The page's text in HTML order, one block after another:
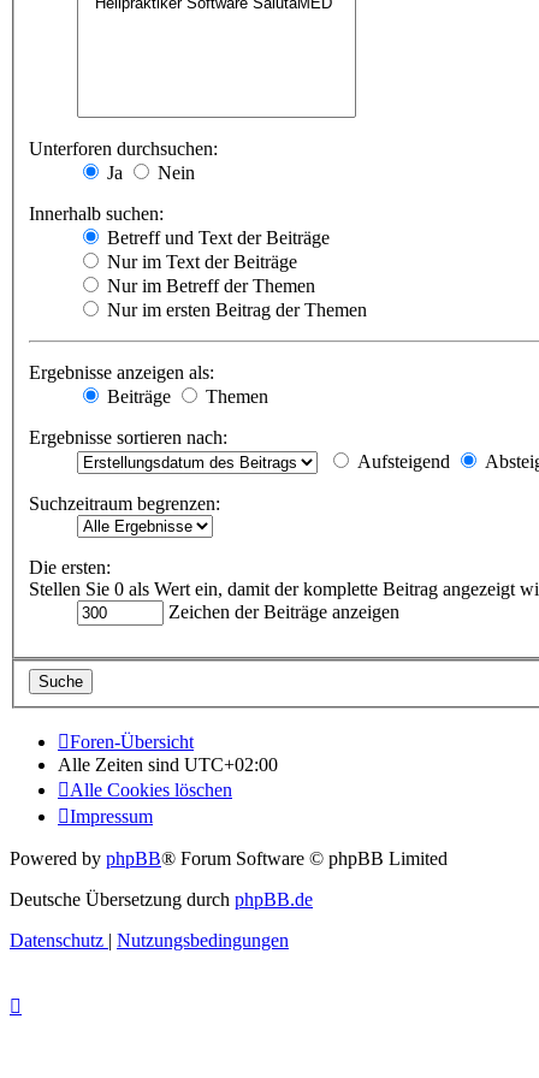
Unterforen durchsuchen:
Ja
Nein
Innerhalb suchen:
Betreff und Text der Beiträge
Nur im Text der Beiträge
Nur im Betreff der Themen
Nur im ersten Beitrag der Themen
Ergebnisse anzeigen als:
Beiträge
Themen
Ergebnisse sortieren nach:
Aufsteigend
Suchzeitraum begrenzen:
Die ersten:
Stellen Sie 0 als Wert ein, damit der komplette Beitrag angezeigt
Zeichen der Beiträge anzeigen
Foren-Übersicht
Alle Zeiten sind UTC+02:00
Alle Cookies löschen
Impressum
Powered by phpBB® Forum Software © phpBB Limited
Deutsche Übersetzung durch phpBB.de
Datenschutz | Nutzungsbedingungen